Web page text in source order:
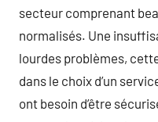
secteur comprenant
normalisés. Une
lourdes problèmes,
dans le choix d’un
ont besoin d’être